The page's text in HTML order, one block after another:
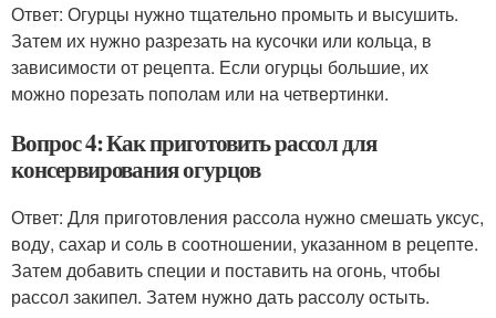
Ответ: Огурцы нужно тщательно промыть и высушить.
Затем их нужно разрезать на кусочки или кольца, в
зависимости от рецепта. Если огурцы большие, их
можно порезать пополам или на четвертинки.
Вопрос 4: Как приготовить рассол для
консервирования огурцов
Ответ: Для приготовления рассола нужно смешать уксус,
воду, сахар и соль в соотношении, указанном в рецепте.
Затем добавить специи и поставить на огонь, чтобы
рассол закипел. Затем нужно дать рассолу остыть.